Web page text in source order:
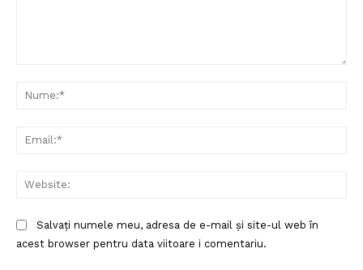
Salvați numele meu, adresa de e-mail și site-ul web în
acest browser pentru data viitoare i comentariu.